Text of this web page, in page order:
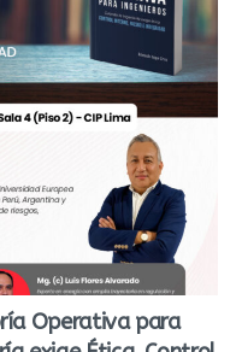
Operativa para